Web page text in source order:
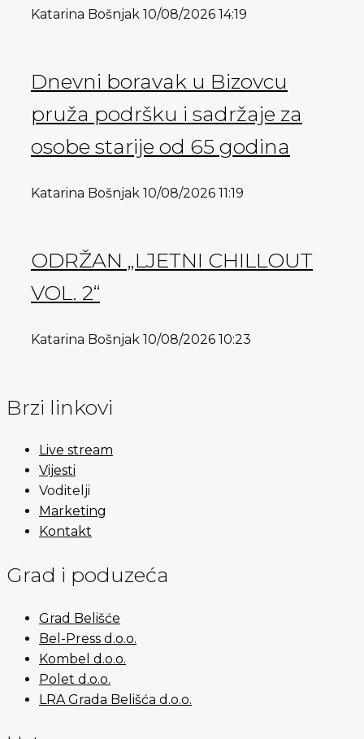
Katarina Bošnjak 10/08/2026 14:19
Dnevni boravak u Bizovcu
pruža podršku i sadržaje za
osobe starije od 65 godina
Katarina Bošnjak 10/08/2026 11:19
ODRŽAN „LJETNI CHILLOUT
VOL. 2“
Katarina Bošnjak 10/08/2026 10:23
Brzi linkovi
Live stream
Vijesti
Voditelji
Marketing
Kontakt
Grad i poduzeća
Grad Belišće
Bel-Press d.o.o.
Kombel d.o.o.
Polet d.o.o.
LRA Grada Belišća d.o.o.